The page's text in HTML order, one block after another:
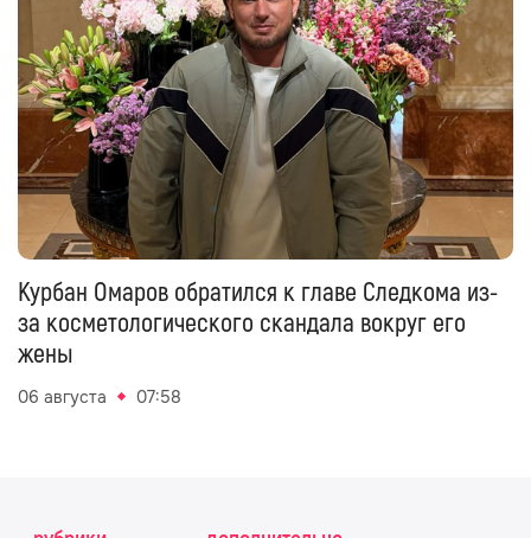
Курбан Омаров обратился к главе Следкома из-
за косметологического скандала вокруг его
жены
06 августа 07:58